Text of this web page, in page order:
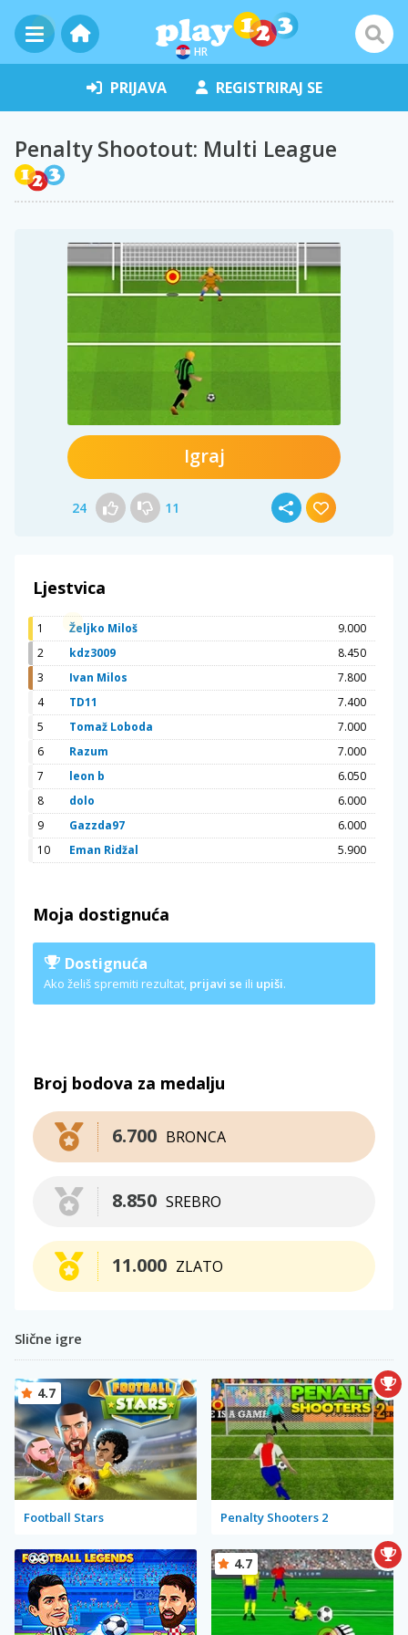
HR
PRIJAVA REGISTRIRAJ SE
Penalty Shootout: Multi League
Igraj
24 11
Ljestvica
1 Željko Miloš
9.000
2
kdz3009
8.450
3
Ivan Milos
7.800
4
TD11
7.400
5
Tomaž Loboda
7.000
6
Razum
7.000
7
leon b
6.050
8
dolo
6.000
9
Gazzda97
6.000
10
Eman Ridžal 5.900
Moja dostignuća
Dostignuća
Ako želiš spremiti rezultat, prijavi se ili upiši.
Broj bodova za medalju
BRONCA
6.700
SREBRO
8.850
ZLATO
11.000
Slične igre
Football Stars
4.7
Penalty Shooters 2
4.7